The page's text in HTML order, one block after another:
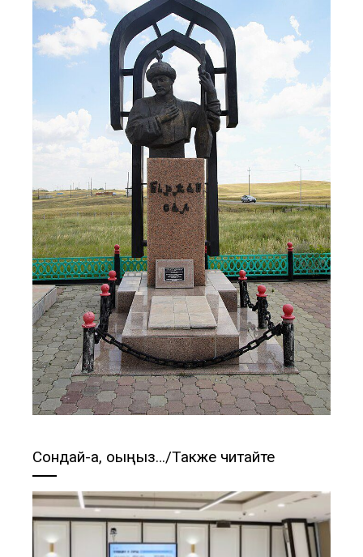
Сондай-ақ, оқыңыз…/Также читайте